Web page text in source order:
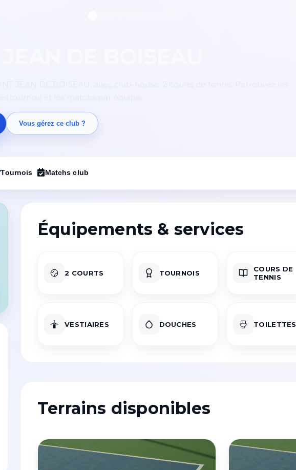
Vous gérez ce club ?
Tournois Matchs club
Équipements & services
2 COURTS TOURNOIS
COURS DE
TENNIS
VESTIAIRES DOUCHES TOILETTES
Terrains disponibles